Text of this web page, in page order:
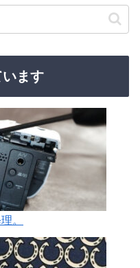
ます
。